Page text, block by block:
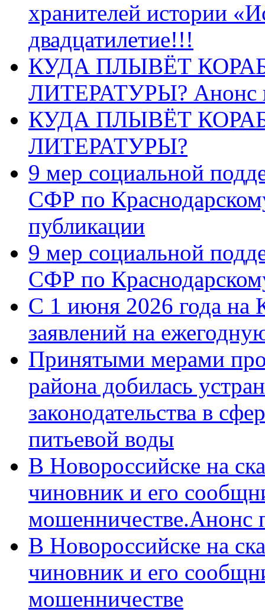
хранителей истории
двадцатилетие!!!
КУДА ПЛЫВЁТ
ЛИТЕРАТУРЫ? Анонс
КУДА ПЛЫВЁТ
ЛИТЕРАТУРЫ?
9 мер социальной
СФР по
публикации
9 мер социальной
СФР по
С 1 июня 2026 года на
заявлений на
Принятыми мерами
района добилась
законодательства в
питьевой воды
В Новороссийске на
чиновник и его
мошенничестве.Анонс
В Новороссийске на
чиновник и его
мошенничестве